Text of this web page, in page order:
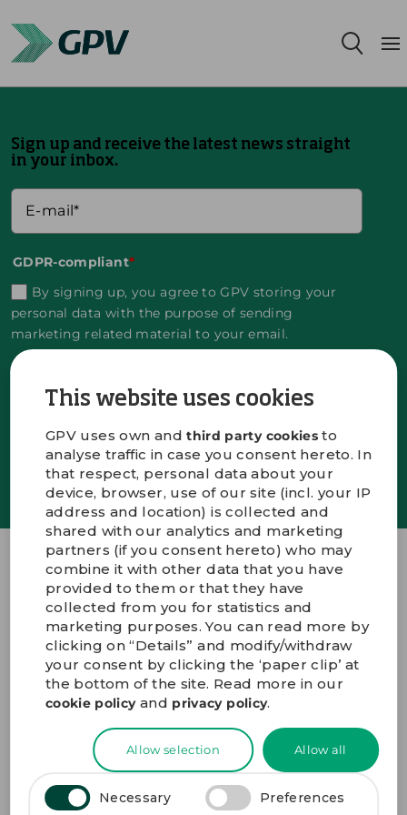
This website uses cookies
GPV uses own andthird party cookiesto
analyse traffic in case you consent hereto. In
that respect, personal data about your
device, browser, use of our site (incl. your IP
address and location) is collected and
shared with our analytics and marketing
partners (if you consent hereto) who may
combine it with other data that you have
provided to them or that they have
collected from you for statistics and
marketing purposes. You can read more by
clicking on “Details” and modify/withdraw
your consent by clicking the ‘paper clip’ at
the bottom of the site. Read more in our
cookie policyand privacy policy.
Allow selection Allow all
Necessary Preferences
Segmente
Standorte
Nachhaltigkeit
Karriere
Über uns
ENGLISH
KONTAKT
PORTALE
MEDIEN
Sign up and receive the latest news straight
in your inbox.
GDPR-compliant*
By signing up, you agree to GPV storing your
personal data with the purpose of sending
marketing related material to your email.
unsubscribe link in the material sent from GPV.
SIGN UP
GPV Group A/S
Innovations Allé 7
DK-7100 Vejle Denmark
+45 72 19 19 19
gpv@gpv-group.com
ANFAHRTSBESCHREIBUNG